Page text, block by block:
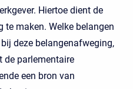
Hiertoe dient de
te maken. Welke belangen
deze belangenafweging,
de parlementaire
een bron van